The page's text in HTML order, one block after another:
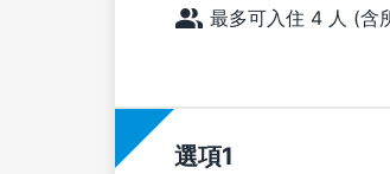
最多可入住 4 人 (含
選項